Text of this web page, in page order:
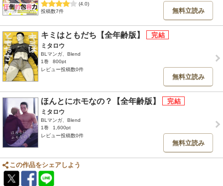
(4.0)
投稿数7件
無料立読み
キミはともだち【全年齢版】
ミタロウ
BLマンガ、Blend
1巻
800pt
レビュー投稿数0件
無料立読み
ほんとにホモなの？【全年齢版】
ミタロウ
BLマンガ、Blend
1巻
1,600pt
レビュー投稿数0件
無料立読み
この作品をシェアしよう